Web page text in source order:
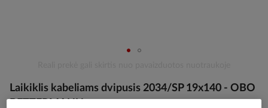
the
beginning
Laikiklis kabeliams dvipusis 2034/SP 19x140 - OBO